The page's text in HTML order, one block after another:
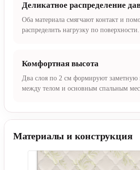
Деликатное распределение
Оба материала смягчают контакт и
распределить нагрузку по поверхности.
Комфортная высота
Два слоя по 2 см формируют заметную
между телом и основным спальным
Материалы и конструкция